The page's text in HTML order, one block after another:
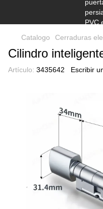
Catalogo Cerraduras
Cilindro
Artículo: 3435642 Escribir